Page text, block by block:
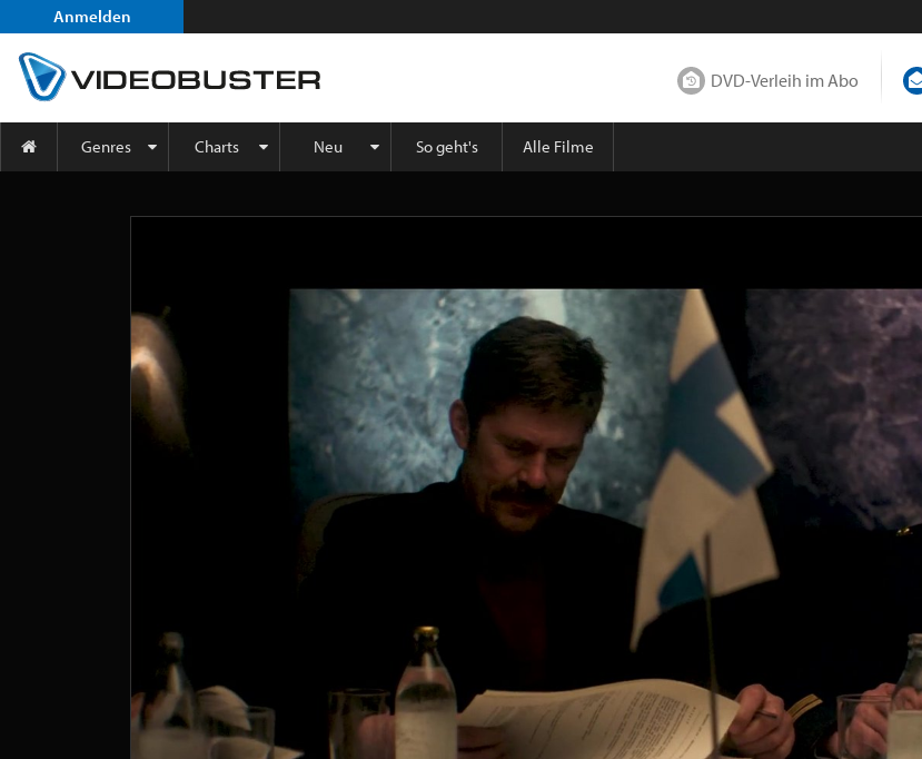
Anmelden
DVD-Verleih im Abo
Genres Charts Neu So geht's Alle Filme